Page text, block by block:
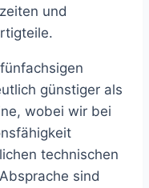
und
günstiger als
wobei wir bei
technischen
sind